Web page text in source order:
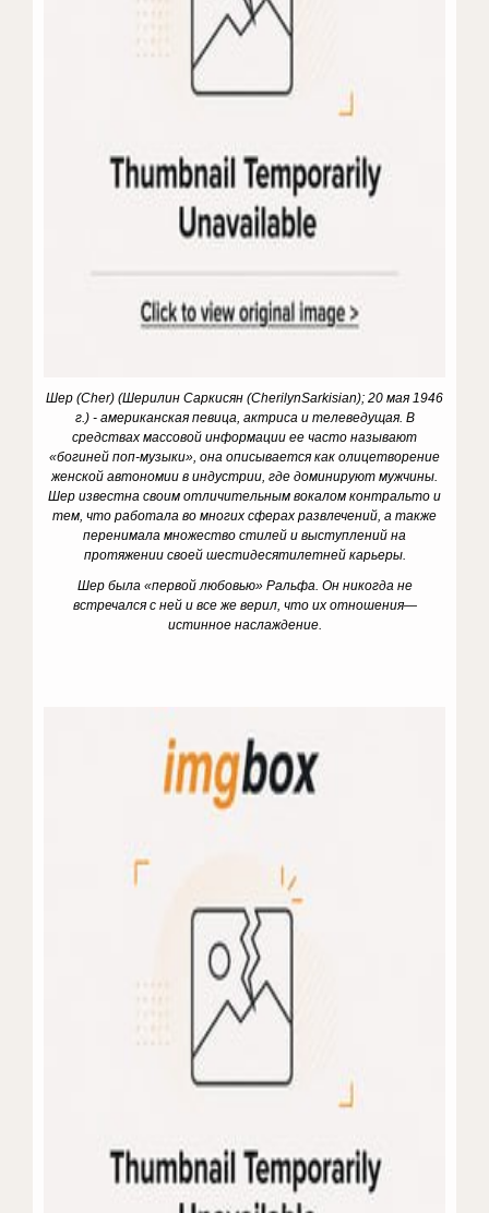
Шер (Cher) (Шерилин Саркисян (CherilynSarkisian); 20 мая 1946
г.) - американская певица, актриса и телеведущая. В
средствах массовой информации ее часто называют
«богиней поп-музыки», она описывается как олицетворение
женской автономии в индустрии, где доминируют мужчины.
Шер известна своим отличительным вокалом контральто и
тем, что работала во многих сферах развлечений, а также
перенимала множество стилей и выступлений на
протяжении своей шестидесятилетней карьеры.
Шер была «первой любовью» Ральфа. Он никогда не
встречался с ней и все же верил, что их отношения—
истинное наслаждение.